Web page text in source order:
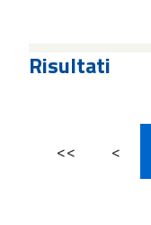
Risultati
<< <